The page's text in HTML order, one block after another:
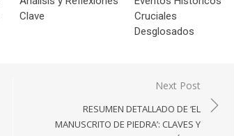
Clave
Cruciales
Desglosados
Next Post
RESUMEN DETALLADO DE ‘EL
MANUSCRITO DE PIEDRA’: CLAVES Y